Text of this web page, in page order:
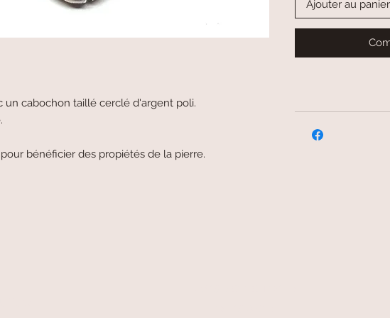
un cabochon taillé cerclé d'argent poli.
bénéficier des propiétés de la pierre.
Ajouter au panier